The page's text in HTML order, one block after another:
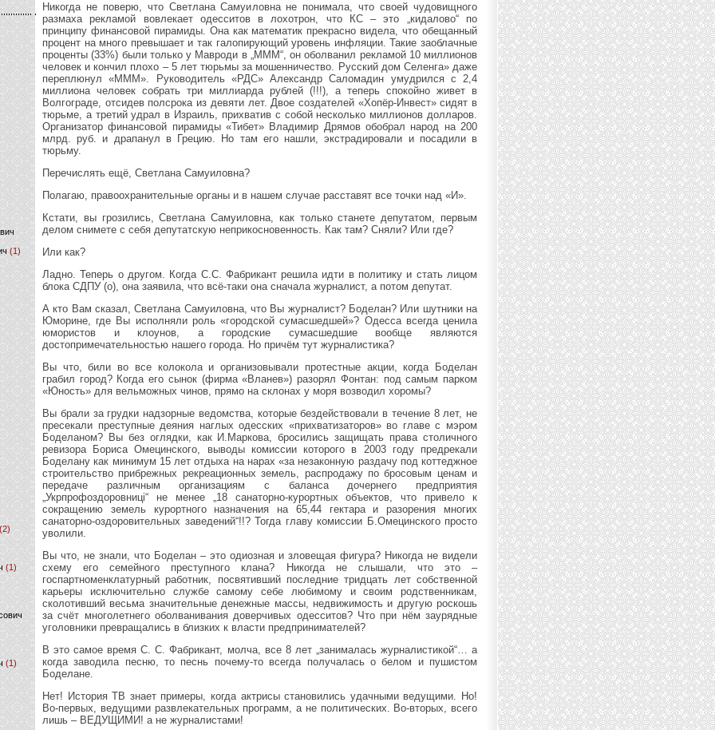
(1)
(1)
(1)
Никогда не поверю, что Светлана Самуиловна не понимала, что своей чудовищного
размаха рекламой вовлекает одесситов в лохотрон, что КС – это „кидалово“ по
принципу финансовой пирамиды. Она как математик прекрасно видела, что обещанный
процент на много превышает и так галопирующий уровень инфляции. Такие заоблачные
проценты (33%) были только у Мавроди в „МММ“, он оболванил рекламой 10 миллионов
человек и кончил плохо – 5 лет тюрьмы за мошенничество. Русский дом Селенга» даже
переплюнул «МММ». Руководитель «РДС» Александр Саломадин умудрился с 2,4
миллиона человек собрать три миллиарда рублей (!!!), а теперь спокойно живет в
Волгограде, отсидев полсрока из девяти лет. Двое создателей «Хопёр-Инвест» сидят в
тюрьме, а третий удрал в Израиль, прихватив с собой несколько миллионов долларов.
Организатор финансовой пирамиды «Тибет» Владимир Дрямов обобрал народ на 200
млрд. руб. и драпанул в Грецию. Но там его нашли, экстрадировали и посадили в
тюрьму.
Перечислять ещё, Светлана Самуиловна?
Полагаю, правоохранительные органы и в нашем случае расставят все точки над «И».
Кстати, вы грозились, Светлана Самуиловна, как только станете депутатом, первым
делом снимете с себя депутатскую неприкосновенность. Как там? Сняли? Или где?
Или как?
Ладно. Теперь о другом. Когда С.С. Фабрикант решила идти в политику и стать лицом
блока СДПУ (о), она заявила, что всё-таки она сначала журналист, а потом депутат.
А кто Вам сказал, Светлана Самуиловна, что Вы журналист? Боделан? Или шутники на
Юморине, где Вы исполняли роль «городской сумасшедшей»? Одесса всегда ценила
юмористов и клоунов, а городские сумасшедшие вообще являются
достопримечательностью нашего города. Но причём тут журналистика?
Вы что, били во все колокола и организовывали протестные акции, когда Боделан
грабил город? Когда его сынок (фирма «Вланев») разорял Фонтан: под самым парком
«Юность» для вельможных чинов, прямо на склонах у моря возводил хоромы?
Вы брали за грудки надзорные ведомства, которые бездействовали в течение 8 лет, не
пресекали преступные деяния наглых одесских «прихватизаторов» во главе с мэром
Боделаном? Вы без оглядки, как И.Маркова, бросились защищать права столичного
ревизора Бориса Омецинского, выводы комиссии которого в 2003 году предрекали
Боделану как минимум 15 лет отдыха на нарах «за незаконную раздачу под коттеджное
строительство прибрежных рекреационных земель, распродажу по бросовым ценам и
передаче различным организациям с баланса дочернего предприятия
„Укрпрофоздоровниці“ не менее „18 санаторно-курортных объектов, что привело к
сокращению земель курортного назначения на 65,44 гектара и разорения многих
санаторно-оздоровительных заведений“!!? Тогда главу комиссии Б.Омецинского просто
уволили.
Вы что, не знали, что Боделан – это одиозная и зловещая фигура? Никогда не видели
схему его семейного преступного клана? Никогда не слышали, что это –
госпартноменклатурный работник, посвятивший последние тридцать лет собственной
карьеры исключительно службе самому себе любимому и своим родственникам,
сколотивший весьма значительные денежные массы, недвижимость и другую роскошь
за счёт многолетнего оболванивания доверчивых одесситов? Что при нём заурядные
уголовники превращались в близких к власти предпринимателей?
В это самое время С. С. Фабрикант, молча, все 8 лет „занималась журналистикой“… а
когда заводила песню, то песнь почему-то всегда получалась о белом и пушистом
Боделане.
Нет! История ТВ знает примеры, когда актрисы становились удачными ведущими. Но!
Во-первых, ведущими развлекательных программ, а не политических. Во-вторых, всего
лишь – ВЕДУЩИМИ! а не журналистами!